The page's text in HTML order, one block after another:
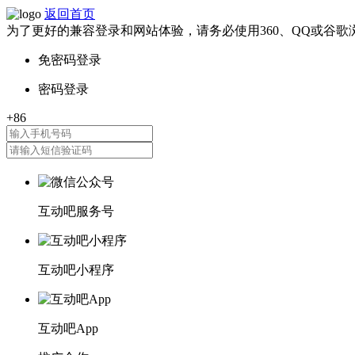
返回首页
为了更好的兼容登录和网站体验，请务必使用360、QQ或谷歌
互动吧服务号
互动吧小程序
互动吧App